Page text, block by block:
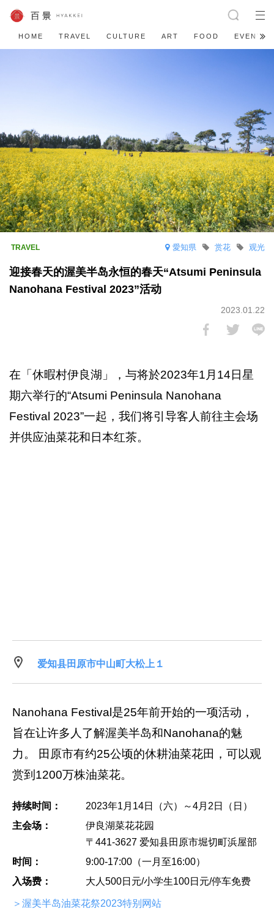
HOME TRAVEL CULTURE ART FOOD EVENT
愛知県 观光
赏花
迎接春天的渥美半岛永恒的春天“Atsumi Peninsula
Nanohana Festival 2023”活动
2023.01.22
在「休暇村伊良湖」，与将於2023年1月14日星
期六举行的“Atsumi Peninsula Nanohana
Festival 2023”一起，我们将引导客人前往主会场
并供应油菜花和日本红茶。
爱知县田原市中山町大松上１
Nanohana Festival是25年前开始的一项活动，
旨在让许多人了解渥美半岛和Nanohana的魅
力。 田原市有约25公顷的休耕油菜花田，可以观
赏到1200万株油菜花。
持续时间：
2023年1月14日（六）～4月2日（日）
主会场：
伊良湖菜花花园
〒441-3627 爱知县田原市堀切町浜屋部
时间：
9:00-17:00（一月至16:00）
入场费：
大人500日元/小学生100日元/停车免费
＞渥美半岛油菜花祭2023特别网站